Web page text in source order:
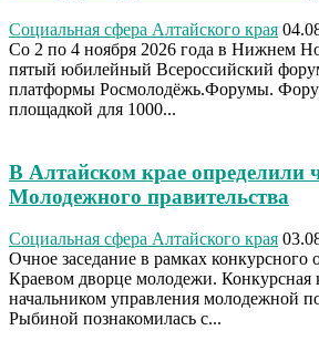
Социальная сфера Алтайского края
Со 2 по 4 ноября 2026 года в Нижнем
пятый юбилейный Всероссийский
платформы Росмолодёжь.Форумы.
площадкой для 1000...
В Алтайском крае определили
Молодежного правительства
Социальная сфера Алтайского края
Очное заседание в рамках конкурсного
Краевом дворце молодежи. Конкурсная
начальником управления молодежной
Рыбиной познакомилась с...